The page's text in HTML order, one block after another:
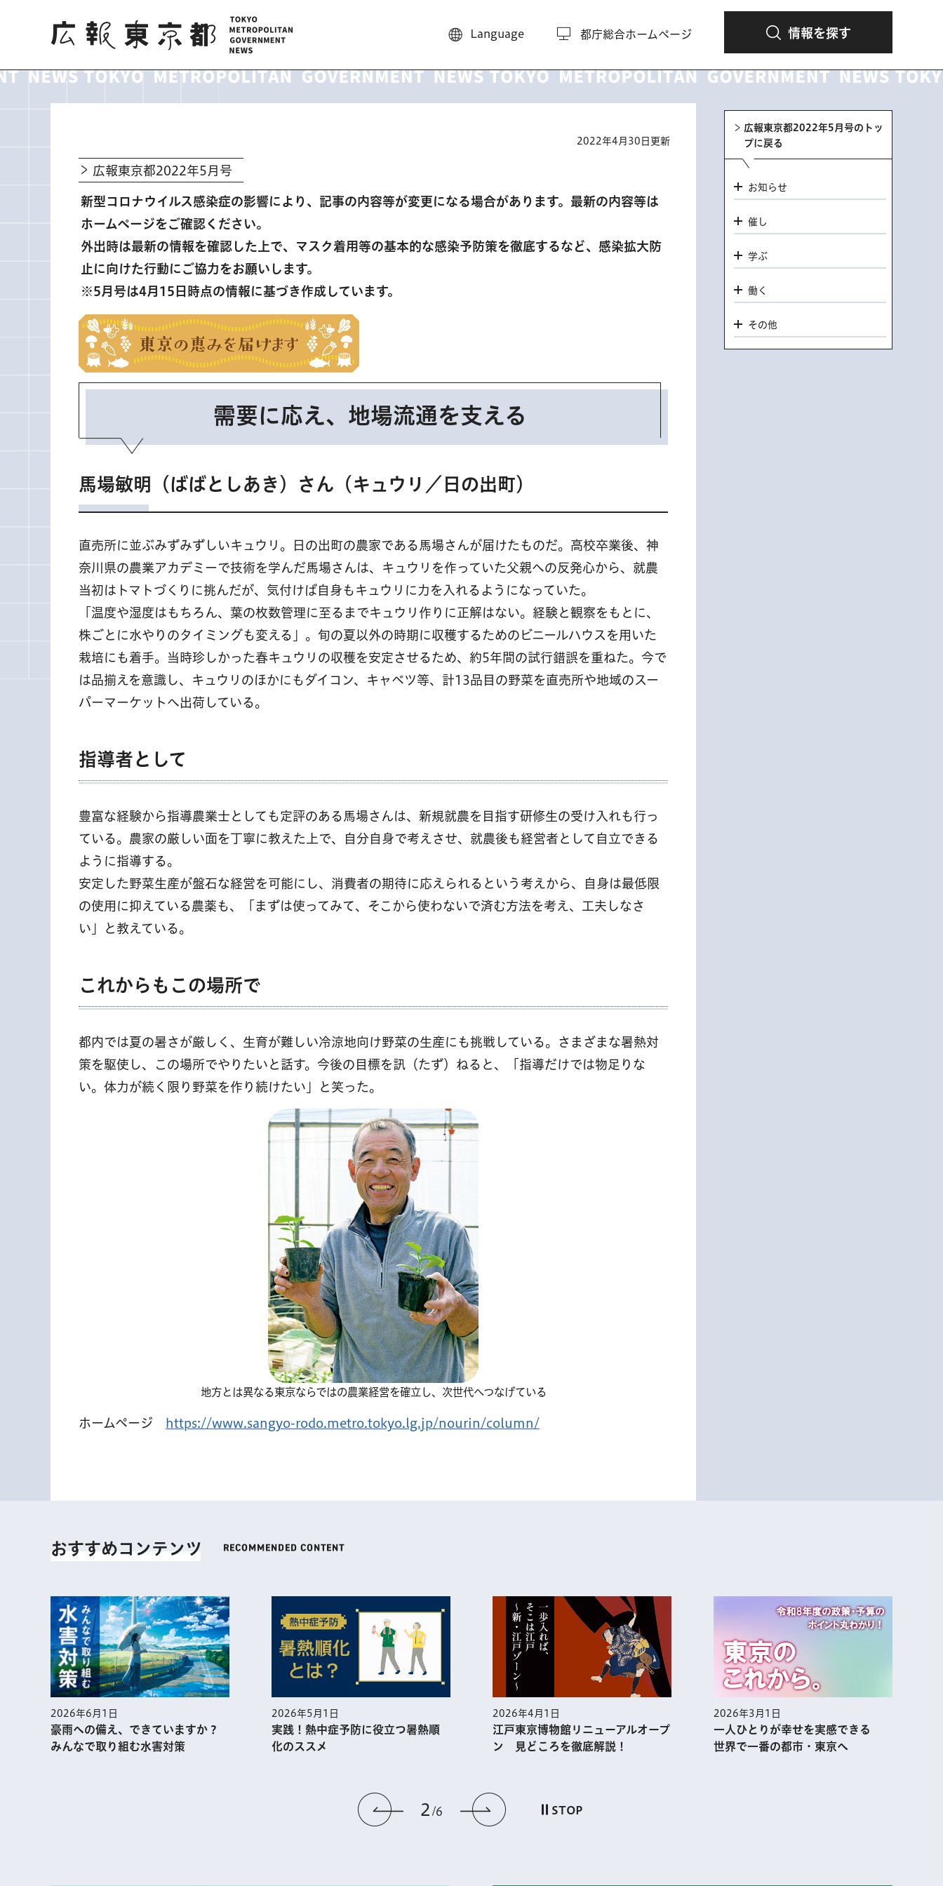
広報東京都
Language 都庁総合ホームページ 情報を探す
2022年4月30日更新
広報東京都2022年5月号
新型コロナウイルス感染症の影響により、記事の内容等が変更になる場合があります。最新の内容等は
ホームページをご確認ください。
外出時は最新の情報を確認した上で、マスク着用等の基本的な感染予防策を徹底するなど、感染拡大防
止に向けた行動にご協力をお願いします。
※5月号は4月15日時点の情報に基づき作成しています。
需要に応え、地場流通を支える
馬場敏明（ばばとしあき）さん（キュウリ／日の出町）
直売所に並ぶみずみずしいキュウリ。日の出町の農家である馬場さんが届けたものだ。高校卒業後、神
奈川県の農業アカデミーで技術を学んだ馬場さんは、キュウリを作っていた父親への反発心から、就農
当初はトマトづくりに挑んだが、気付けば自身もキュウリに力を入れるようになっていた。
「温度や湿度はもちろん、葉の枚数管理に至るまでキュウリ作りに正解はない。経験と観察をもとに、
株ごとに水やりのタイミングも変える」。旬の夏以外の時期に収穫するためのビニールハウスを用いた
栽培にも着手。当時珍しかった春キュウリの収穫を安定させるため、約5年間の試行錯誤を重ねた。今で
は品揃えを意識し、キュウリのほかにもダイコン、キャベツ等、計13品目の野菜を直売所や地域のスー
パーマーケットへ出荷している。
指導者として
豊富な経験から指導農業士としても定評のある馬場さんは、新規就農を目指す研修生の受け入れも行っ
ている。農家の厳しい面を丁寧に教えた上で、自分自身で考えさせ、就農後も経営者として自立できる
ように指導する。
安定した野菜生産が盤石な経営を可能にし、消費者の期待に応えられるという考えから、自身は最低限
の使用に抑えている農薬も、「まずは使ってみて、そこから使わないで済む方法を考え、工夫しなさ
い」と教えている。
これからもこの場所で
都内では夏の暑さが厳しく、生育が難しい冷涼地向け野菜の生産にも挑戦している。さまざまな暑熱対
策を駆使し、この場所でやりたいと話す。今後の目標を訊（たず）ねると、「指導だけでは物足りな
い。体力が続く限り野菜を作り続けたい」と笑った。
地方とは異なる東京ならではの農業経営を確立し、次世代へつなげている
ホームページ https://www.sangyo-rodo.metro.tokyo.lg.jp/nourin/column/
広報東京都2022年5月号のトッ
プに戻る
お知らせ
催し
学ぶ
働く
その他
おすすめコンテンツ
前のスライドを表示
2 6 次のスライドを表示
STOP
2026年6月1日
豪雨への備え、できていますか？
みんなで取り組む水害対策
2026年5月1日
実践！熱中症予防に役⽴つ暑熱順
化のススメ
2026年4月1日
江戸東京博物館リニューアルオープ
ン 見どころを徹底解説！
2026年3月1日
一人ひとりが幸せを実感できる
世界で一番の都市・東京へ